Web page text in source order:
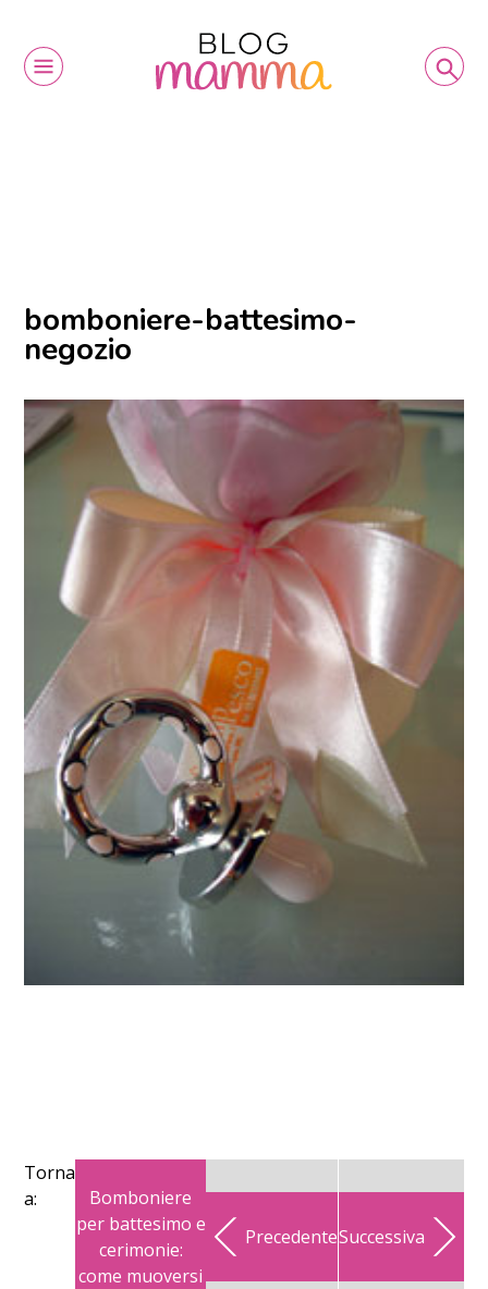
bomboniere-battesimo-
negozio
Torna
a:
Bomboniere
per battesimo e
cerimonie:
come muoversi
PrecedenteSuccessiva